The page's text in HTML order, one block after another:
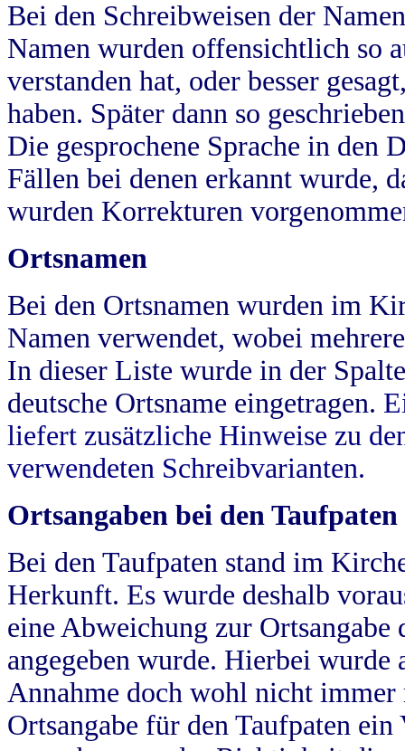
Bei den Schreibweisen der
Namen wurden offensichtlich so
verstanden hat, oder besser
haben. Später dann so
Die gesprochene Sprache in
Fällen bei denen erkannt wurde,
wurden Korrekturen
Ortsnamen
Bei den Ortsnamen wurden im
Namen verwendet, wobei
In dieser Liste wurde in der
deutsche Ortsname eingetragen.
liefert zusätzliche Hinweise zu
verwendeten Schreibvarianten.
Ortsangaben bei den Taufpaten
Bei den Taufpaten stand im
Herkunft. Es wurde deshalb
eine Abweichung zur
angegeben wurde. Hierbei wurde
Annahme doch wohl nicht
Ortsangabe für den Taufpaten